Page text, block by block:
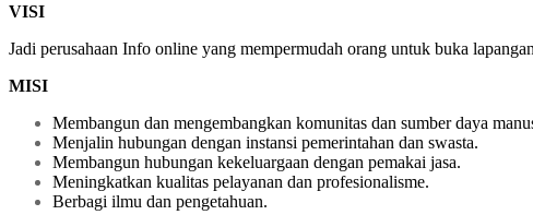
VISI
Jadi perusahaan Info online yang mempermudah orang untuk buka
MISI
Membangun dan mengembangkan komunitas dan sumber daya
Menjalin hubungan dengan instansi pemerintahan dan swasta.
Membangun hubungan kekeluargaan dengan pemakai jasa.
Meningkatkan kualitas pelayanan dan profesionalisme.
Berbagi ilmu dan pengetahuan.